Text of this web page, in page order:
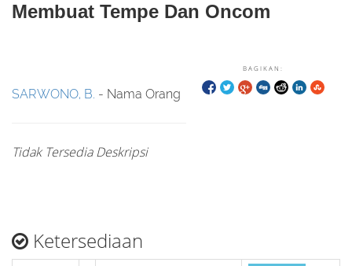
Membuat Tempe Dan Oncom
BAGIKAN:
SARWONO, B. - Nama Orang
Tidak Tersedia Deskripsi
Ketersediaan